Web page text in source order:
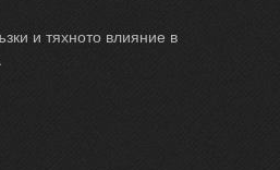
и тяхното влияние в